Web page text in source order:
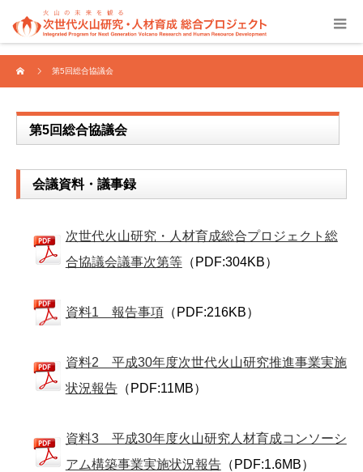
第5回総合協議会
第5回総合協議会
会議資料・議事録
次世代火山研究・人材育成総合プロジェクト総
合協議会議事次第等（PDF:304KB）
資料1 報告事項（PDF:216KB）
資料2 平成30年度次世代火山研究推進事業実施
状況報告（PDF:11MB）
資料3 平成30年度火山研究人材育成コンソーシ
アム構築事業実施状況報告（PDF:1.6MB）